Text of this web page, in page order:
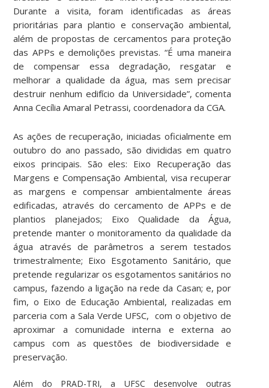
Durante a visita, foram identificadas as áreas
prioritárias para plantio e conservação ambiental,
além de propostas de cercamentos para proteção
das APPs e demolições previstas. “É uma maneira
de compensar essa degradação, resgatar e
melhorar a qualidade da água, mas sem precisar
destruir nenhum edifício da Universidade”, comenta
Anna Cecília Amaral Petrassi, coordenadora da CGA.
As ações de recuperação, iniciadas oficialmente em
outubro do ano passado, são divididas em quatro
eixos principais. São eles: Eixo Recuperação das
Margens e Compensação Ambiental, visa recuperar
as margens e compensar ambientalmente áreas
edificadas, através do cercamento de APPs e de
plantios planejados; Eixo Qualidade da Água,
pretende manter o monitoramento da qualidade da
água através de parâmetros a serem testados
trimestralmente; Eixo Esgotamento Sanitário, que
pretende regularizar os esgotamentos sanitários no
campus, fazendo a ligação na rede da Casan; e, por
fim, o Eixo de Educação Ambiental, realizadas em
parceria com a Sala Verde UFSC, com o objetivo de
aproximar a comunidade interna e externa ao
campus com as questões de biodiversidade e
preservação.
Além do PRAD-TRI, a UFSC desenvolve outras